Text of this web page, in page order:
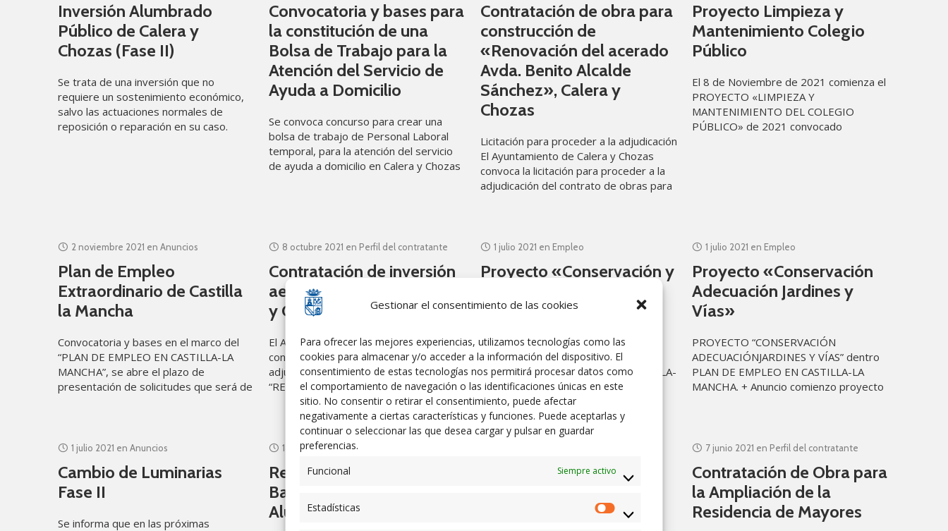
Gestionar el consentimiento de las cookies
Para ofrecer las mejores experiencias, utilizamos tecnologías como las
cookies para almacenar y/o acceder a la información del dispositivo. El
consentimiento de estas tecnologías nos permitirá procesar datos como
el comportamiento de navegación o las identificaciones únicas en este
sitio. No consentir o retirar el consentimiento, puede afectar
negativamente a ciertas características y funciones. Puede aceptarlas y
continuar o seleccionar las que desea cargar y pulsar en guardar
preferencias.
Funcional
Siempre activo
Estadísticas
Estadísticas
Inversión Alumbrado
Público de Calera y
Chozas (Fase II)
Se trata de una inversión que no
requiere un sostenimiento económico,
salvo las actuaciones normales de
reposición o reparación en su caso.
Convocatoria y bases para
la constitución de una
Bolsa de Trabajo para la
Atención del Servicio de
Ayuda a Domicilio
Se convoca concurso para crear una
bolsa de trabajo de Personal Laboral
temporal, para la atención del servicio
de ayuda a domicilio en Calera y Chozas
Contratación de obra para
construcción de
«Renovación del acerado
Avda. Benito Alcalde
Sánchez», Calera y
Chozas
Licitación para proceder a la adjudicación
El Ayuntamiento de Calera y Chozas
convoca la licitación para proceder a la
adjudicación del contrato de obras para
Proyecto Limpieza y
Mantenimiento Colegio
Público
El 8 de Noviembre de 2021 comienza el
PROYECTO «LIMPIEZA Y
MANTENIMIENTO DEL COLEGIO
PÚBLICO» de 2021 convocado
2 noviembre 2021 en Anuncios
Plan de Empleo
Extraordinario de Castilla
la Mancha
Convocatoria y bases en el marco del
“PLAN DE EMPLEO EN CASTILLA-LA
MANCHA”, se abre el plazo de
presentación de solicitudes que será de
8 octubre 2021 en Perfil del contratante
Contratación de inversión
aerotérmica en Residencia
y Centro de día
El Ayuntamiento de Calera y Chozas
convoca la licitación para proceder a la
adjudicación de la inversión de
“RENOVACIÓN Y ACTUACIONES EN LA
INSTALACIÓN DE CLIMATIZACIÓN
MEDIANTE ENERGÍA AEROTÉRMICA EN
1 julio 2021 en Empleo
Proyecto «Conservación y
Municipales»
PROYECTO “CONSERVACIÓN Y
LIMPIEZA EDIFICIOS MUNICIPALES”
dentro PLAN DE EMPLEO EN CASTILLA-
LA MANCHA + Anuncio comienzo
proyecto (01/07/2021)
1 julio 2021 en Empleo
Proyecto «Conservación
Adecuación Jardines y
Vías»
PROYECTO “CONSERVACIÓN
ADECUACIÓNJARDINES Y VÍAS” dentro
PLAN DE EMPLEO EN CASTILLA-LA
MANCHA. + Anuncio comienzo proyecto
1 julio 2021 en Anuncios
Cambio de Luminarias
Fase II
Se informa que en las próximas
18 junio 2021enAnuncios
Recual-Convocatoria y
Bases de selección de los
Alumnos Trabajadores
Convocatoria y Bases de
7 junio 2021 en Perfil del contratante
Contratación de Obra para
la Ampliación de la
Residencia de Mayores